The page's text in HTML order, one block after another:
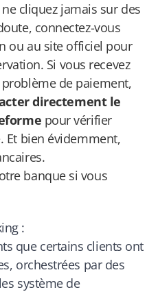
cliquez jamais sur des
connectez-vous
ou au site officiel pour
Si vous recevez
de paiement,
directement le
pour vérifier
Et bien évidemment,
banque si vous
:
que certains clients ont
orchestrées par des
système de